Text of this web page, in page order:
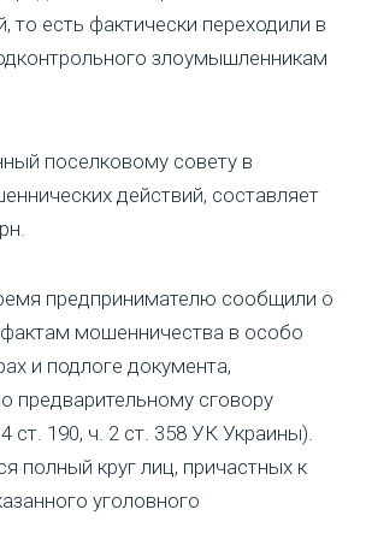
то есть фактически переходили в
злоумышленникам
поселковому совету в
действий, составляет
предпринимателю сообщили о
мошенничества в особо
и подлоге документа,
предварительному сговору
ст. 190, ч. 2 ст. 358 УК Украины).
полный круг лиц, причастных к
уголовного